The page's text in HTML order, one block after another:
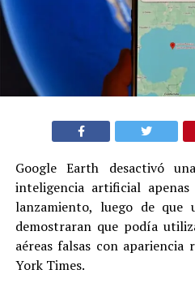
Google Earth desactivó
inteligencia artificial
lanzamiento, luego de que
demostraran que podía
aéreas falsas con
York Times.